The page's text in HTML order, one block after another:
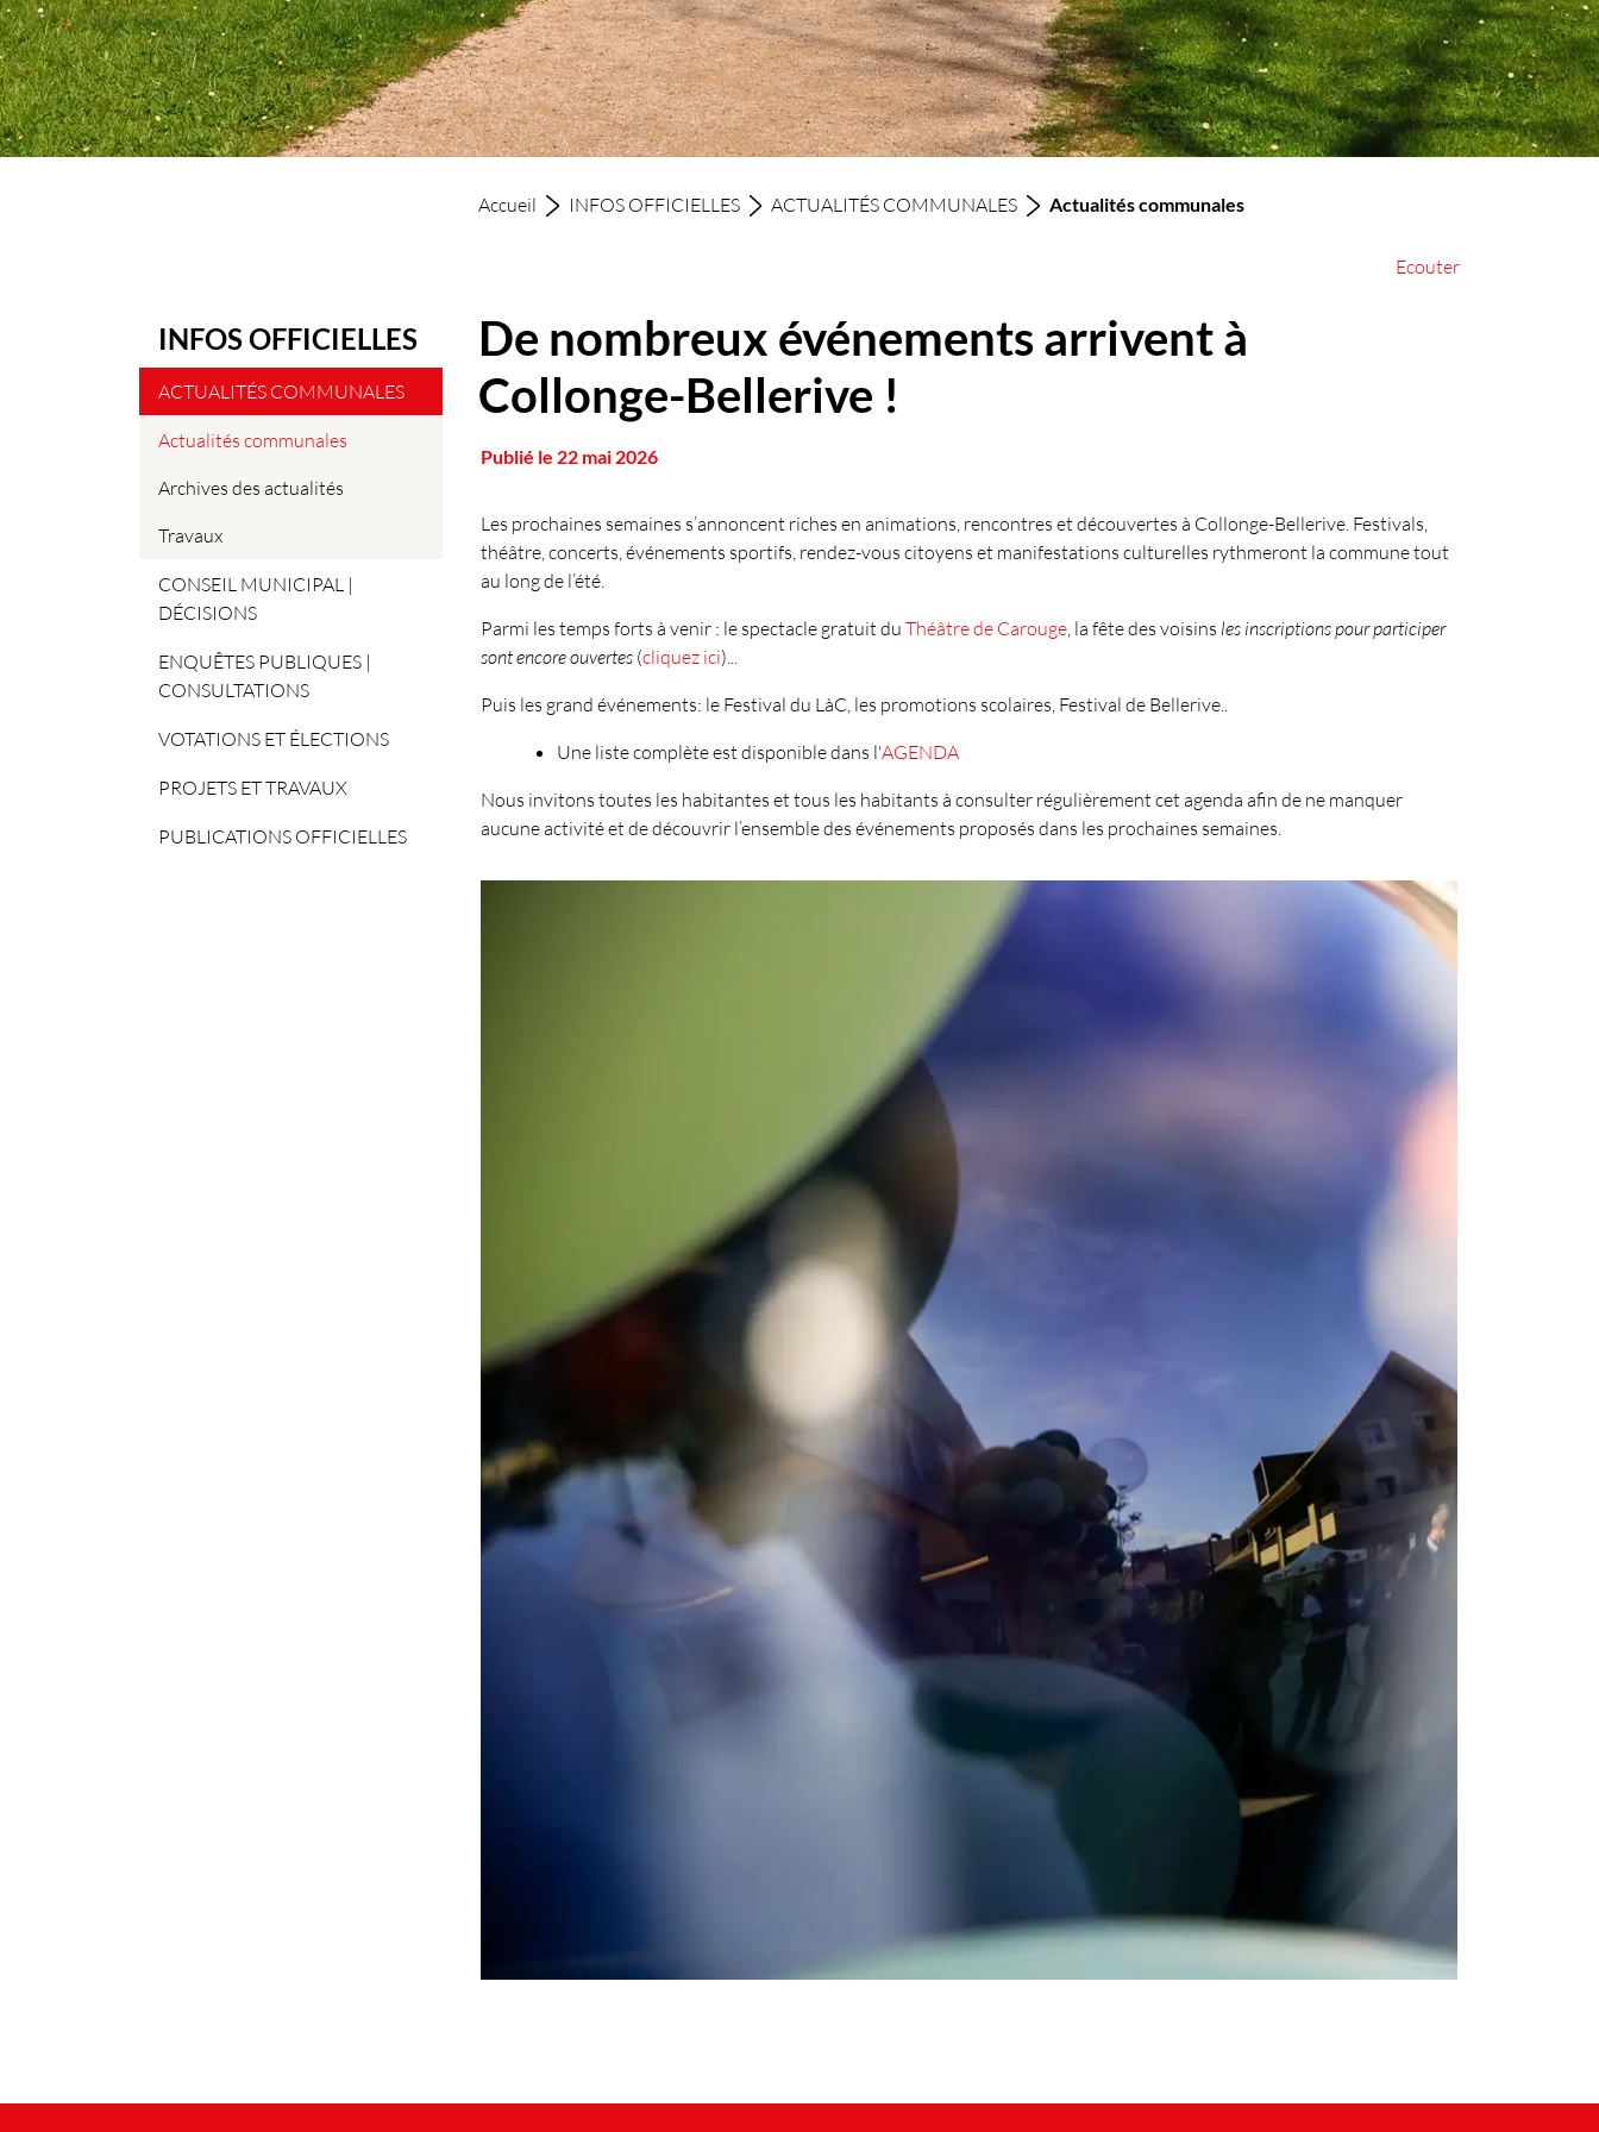
Accueil INFOS OFFICIELLES ACTUALITÉS COMMUNALES Actualités communales(sélectionné)
Ecouter
INFOS OFFICIELLES
ACTUALITÉS COMMUNALES
Actualités communales
(sélectionné)
Archives des actualités
Travaux
CONSEIL MUNICIPAL |
DÉCISIONS
ENQUÊTES PUBLIQUES |
CONSULTATIONS
VOTATIONS ET ÉLECTIONS
PROJETS ET TRAVAUX
PUBLICATIONS OFFICIELLES
De nombreux événements arrivent à
Collonge-Bellerive !
Publié le 22 mai 2026
Les prochaines semaines s’annoncent riches en animations, rencontres et découvertes à Collonge-Bellerive. Festivals,
théâtre, concerts, événements sportifs, rendez-vous citoyens et manifestations culturelles rythmeront la commune tout
au long de l’été.
Parmi les temps forts à venir : le spectacle gratuit du Théâtre de Carouge , la fête des voisins les inscriptions pour participer
sont encore ouvertes (cliquez ici)...
Puis les grand événements: le Festival du LàC, les promotions scolaires, Festival de Bellerive..
Une liste complète est disponible dans l'AGENDA
Nous invitons toutes les habitantes et tous les habitants à consulter régulièrement cet agenda afin de ne manquer
aucune activité et de découvrir l’ensemble des événements proposés dans les prochaines semaines.